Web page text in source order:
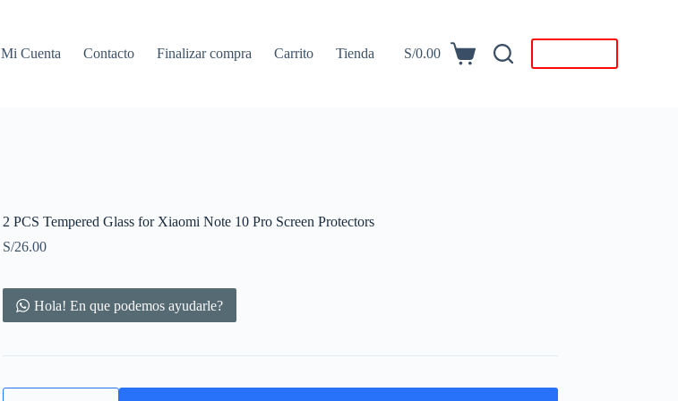
Mi Cuenta Contacto Finalizar compra Carrito Tienda
Carro
S/0.00
2 PCS Tempered Glass for Xiaomi Note 10 Pro Screen Protectors
S/26.00
Hola! En que podemos ayudarle?
2